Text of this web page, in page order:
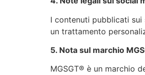
I contenuti pubblicati
un trattamento
5. Nota sul marchio
MGSGT® è un marchio